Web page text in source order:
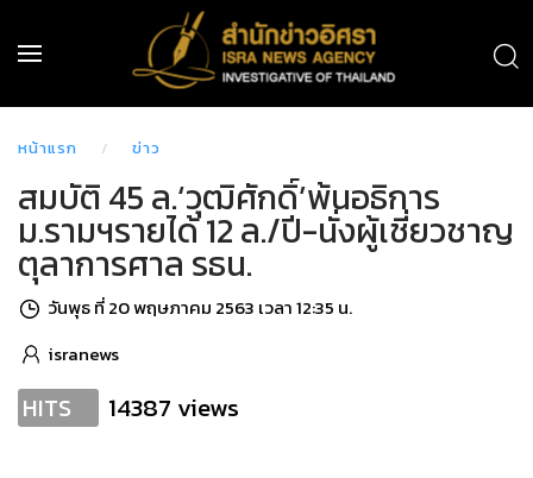
หน้าแรก ข่าว
สมบัติ 45 ล.‘วุฒิศักดิ์’พ้นอธิการ
ม.รามฯรายได้ 12 ล./ปี-นั่งผู้เชี่ยวชาญ
ตุลาการศาล รธน.
วันพุธ ที่ 20 พฤษภาคม 2563 เวลา 12:35 น.
isranews
HITS 14387 views